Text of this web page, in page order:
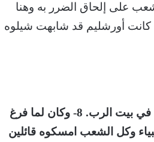
على إلحاق الضرر به وهنا
خراب الهيكل وهنا يشبهها بشيلوه (راجع إصحاح 7). فإذا كانت أورشليم قد شابهت شيلوه
الآيات 7-15:- 7- وسمع الكهنة والانبياء وكل الشعب إرميا يتكلم بهذا الكلام في بيت الرب. 8- وكان لما فرغ
وكل الشعب امسكوه قائلين